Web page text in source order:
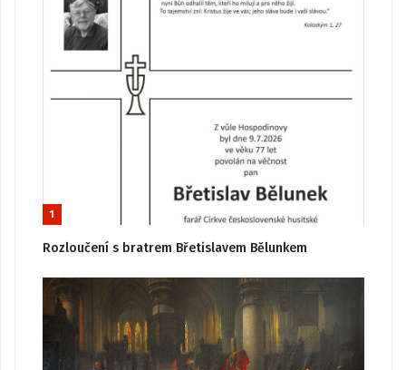
1
Rozloučení s bratrem Břetislavem Bělunkem